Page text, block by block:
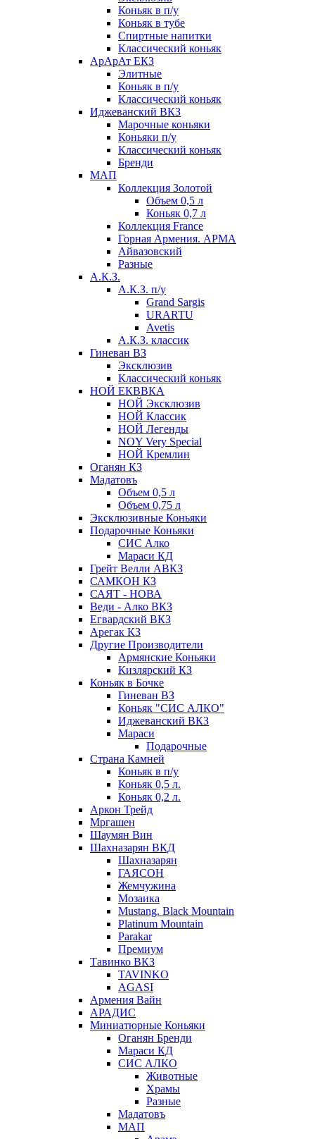
Коньяк в п/у
Коньяк в тубе
Спиртные напитки
Классический коньяк
АрАрАт ЕКЗ
Элитные
Коньяк в п/у
Классический коньяк
Иджеванский ВКЗ
Марочные коньяки
Коньяки п/у
Классический коньяк
Бренди
МАП
Коллекция Золотой
Объем 0,5 л
Коньяк 0,7 л
Коллекция France
Горная Армения. АРМА
Айвазовский
Разные
А.К.З.
А.К.З. п/у
Grand Sargis
URARTU
Avetis
А.К.З. классик
Гиневан ВЗ
Эксклюзив
Классический коньяк
НОЙ ЕКВВКА
НОЙ Эксклюзив
НОЙ Классик
НОЙ Легенды
NOY Very Speсial
НОЙ Кремлин
Оганян КЗ
Мадатовъ
Объем 0,5 л
Объем 0,75 л
Эксклюзивные Коньяки
Подарочные Коньяки
СИС Алко
Мараси КД
Грейт Велли АВКЗ
САМКОН КЗ
САЯТ - НОВА
Веди - Алко ВКЗ
Егвардский ВКЗ
Арегак КЗ
Другие Производители
Армянские Коньяки
Кизлярский КЗ
Коньяк в Бочке
Гиневан ВЗ
Коньяк "СИС АЛКО"
Иджеванский ВКЗ
Мараси
Подарочные
Страна Камней
Коньяк в п/у
Коньяк 0,5 л.
Коньяк 0,2 л.
Аркон Трейд
Мргашен
Шаумян Вин
Шахназарян ВКД
Шахназарян
ГАЯСОН
Жемчужина
Мозаика
Mustang. Black Mountain
Platinum Mountain
Parakar
Премиум
Тавинко ВКЗ
TAVINKO
AGASI
Армения Вайн
АРАДИС
Миниатюрные Коньяки
Оганян Бренди
Мараси КД
СИС АЛКО
Животные
Храмы
Разные
Мадатовъ
МАП